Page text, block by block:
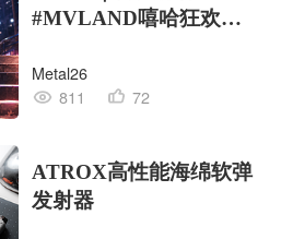
#MVLAND嘻哈狂欢派
Metal26
811
72
ATROX高性能海绵软弹
发射器